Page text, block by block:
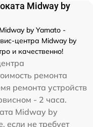
Midway by
by Yamato -
центра Midway by
и качественно!
ремонта
ремонта устройств
- 2 часа.
Midway by
если не требует